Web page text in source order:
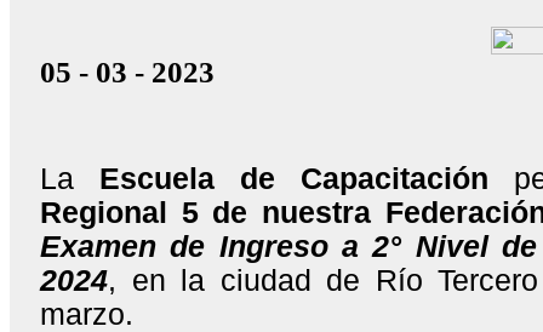
05 - 03 - 2023
La Escuela de Capacitación
Regional 5 de nuestra
Examen de Ingreso a 2° Nivel
2024, en la ciudad de Río
marzo.